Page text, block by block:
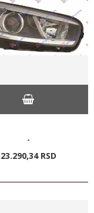
-
23.290,34 RSD